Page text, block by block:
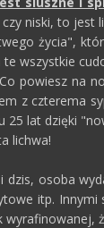
niski, to jest
życia",
wszystkie
Co powiesz na
z czterema
25 lat dzięki
lichwa!
osoba
itp.